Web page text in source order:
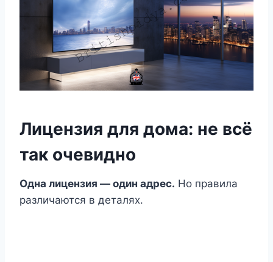
Лицензия для дома: не всё
так очевидно
Одна лицензия — один адрес. Но правила
различаются в деталях.